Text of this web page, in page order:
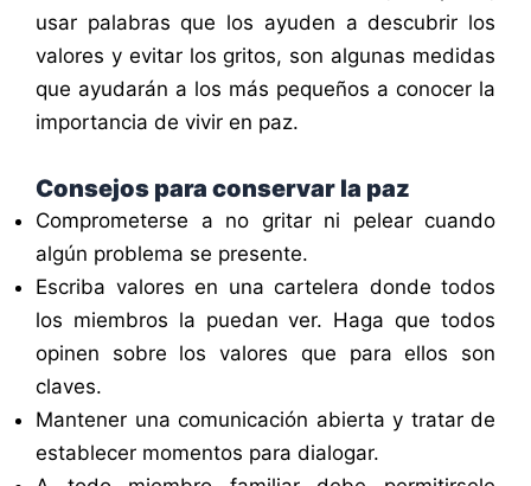
usar palabras que los ayuden a descubrir los
valores y evitar los gritos, son algunas medidas
que ayudarán a los más pequeños a conocer la
importancia de vivir en paz.
Consejos para conservar la paz
Comprometerse a no gritar ni pelear cuando
algún problema se presente.
Escriba valores en una cartelera donde todos
los miembros la puedan ver. Haga que todos
opinen sobre los valores que para ellos son
claves.
Mantener una comunicación abierta y tratar de
establecer momentos para dialogar.